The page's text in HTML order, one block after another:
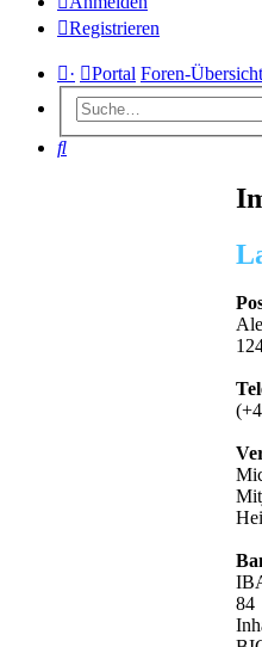
Registrieren
· Portal Foren-Übersicht
Suche
84